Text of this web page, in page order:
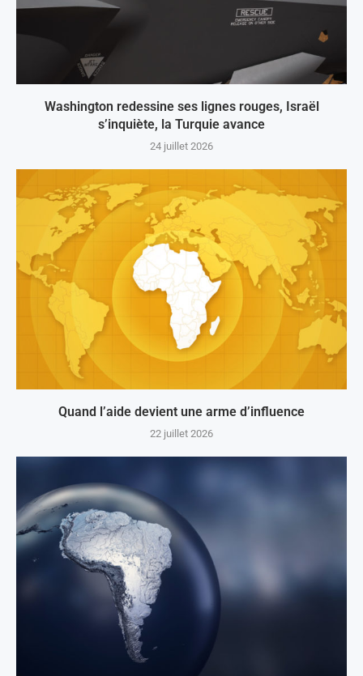
Washington redessine ses lignes rouges, Israël
s’inquiète, la Turquie avance
24 juillet 2026
Quand l’aide devient une arme d’influence
22 juillet 2026